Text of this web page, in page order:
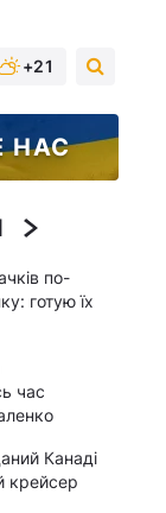
+21
НАС
по-
готую їх
час
Канаді
крейсер